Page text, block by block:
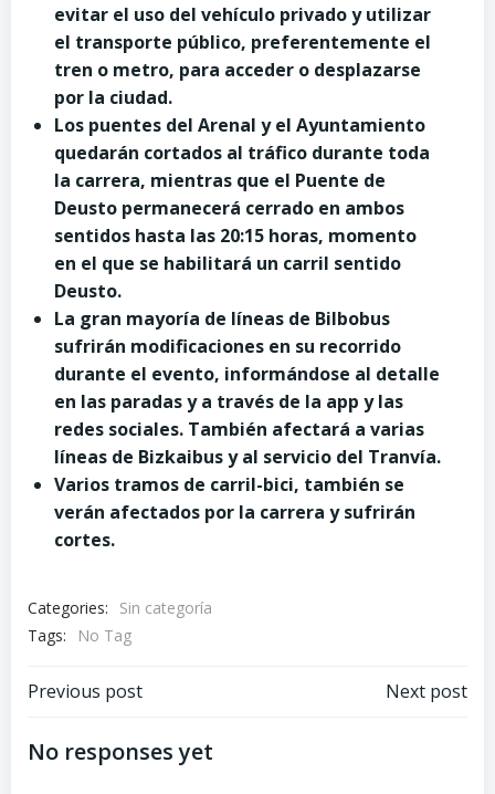
evitar el uso del vehículo privado y utilizar
el transporte público, preferentemente el
tren o metro, para acceder o desplazarse
por la ciudad.
Los puentes del Arenal y el Ayuntamiento
quedarán cortados al tráfico durante toda
la carrera, mientras que el Puente de
Deusto permanecerá cerrado en ambos
sentidos hasta las 20:15 horas, momento
en el que se habilitará un carril sentido
Deusto.
La gran mayoría de líneas de Bilbobus
sufrirán modificaciones en su recorrido
durante el evento, informándose al detalle
en las paradas y a través de la app y las
redes sociales. También afectará a varias
líneas de Bizkaibus y al servicio del Tranvía.
Varios tramos de carril-bici, también se
verán afectados por la carrera y sufrirán
cortes.
Categories:
Sin categoría
Tags:
No Tag
Post
navigation
Previous post Next post
No responses yet